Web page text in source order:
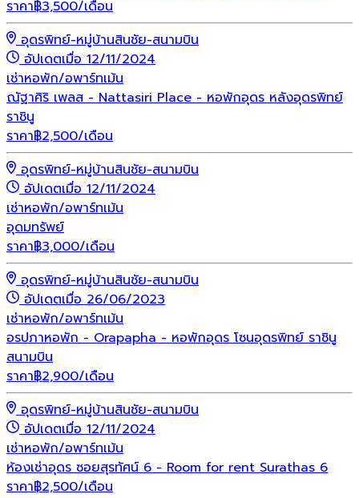
ราคา฿3,500/เดือน
อุดรพิทย์-หมู่บ้านสินชัย-สนามบิน
อัปเดตเมื่อ 12/11/2024
เช่าหอพัก/อพาร์ทเม้น
ณัฐาศิริ เพลส - Nattasiri Place - หอพักอุดร หลังอุดรพิทย์
ราชินู
ราคา฿2,500/เดือน
อุดรพิทย์-หมู่บ้านสินชัย-สนามบิน
อัปเดตเมื่อ 12/11/2024
เช่าหอพัก/อพาร์ทเม้น
อุดมทรัพย์
ราคา฿3,000/เดือน
อุดรพิทย์-หมู่บ้านสินชัย-สนามบิน
อัปเดตเมื่อ 26/06/2023
เช่าหอพัก/อพาร์ทเม้น
อรปภาหอพัก - Orapapha - หอพักอุดร โซนอุดรพิทย์ ราชินู
สนามบิน
ราคา฿2,900/เดือน
อุดรพิทย์-หมู่บ้านสินชัย-สนามบิน
อัปเดตเมื่อ 12/11/2024
เช่าหอพัก/อพาร์ทเม้น
ห้องเช่าอุดร ซอยสุรทัศน์ 6 - Room for rent Surathas 6
ราคา฿2,500/เดือน